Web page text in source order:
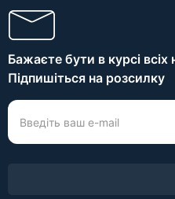
Бажаєте бути в курсі
Підпишіться на розсилку